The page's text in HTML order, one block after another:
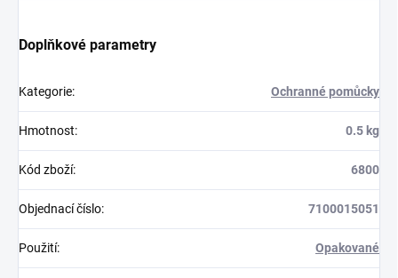
Doplňkové parametry
Kategorie: Ochranné pomůcky
Hmotnost: 0.5 kg
Kód zboží: 6800
Objednací číslo: 7100015051
Použití: Opakované